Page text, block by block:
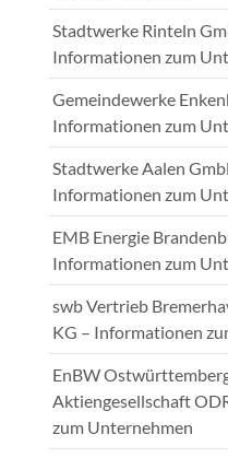
Stadtwerke Rinteln
Informationen zum
Gemeindewerke
Informationen zum
Stadtwerke Aalen
Informationen zum
EMB Energie
Informationen zum
swb Vertrieb
KG – Informationen
EnBW
Aktiengesellschaft
zum Unternehmen